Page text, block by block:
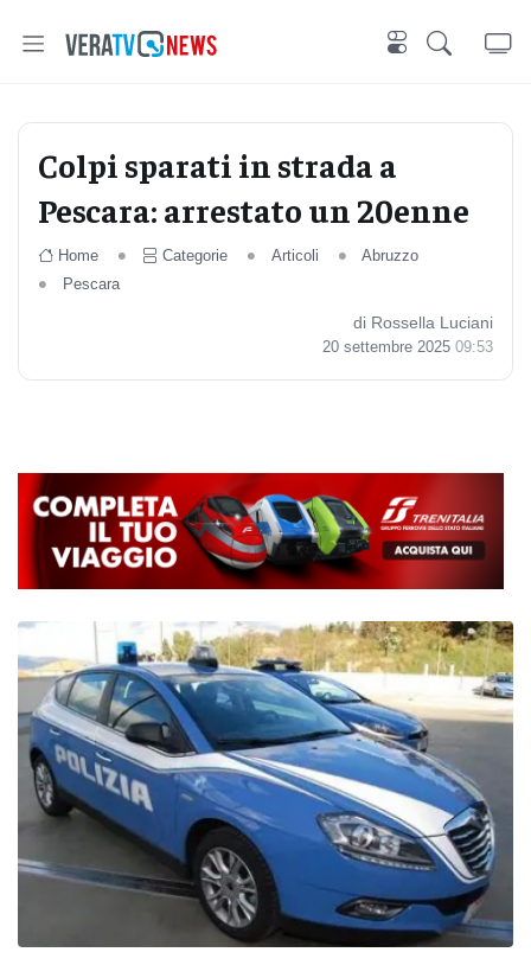
Colpi sparati in strada a
Pescara: arrestato un 20enne
Home Categorie Articoli
Abruzzo
Pescara
di Rossella Luciani
20 settembre 2025 09:53